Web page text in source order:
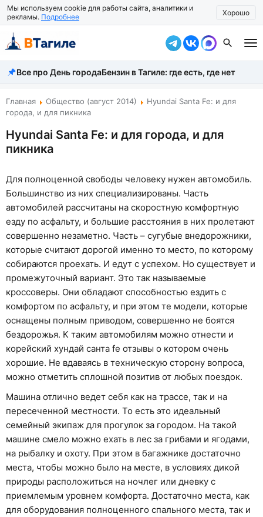
Мы используем cookie для работы сайта, аналитики и
рекламы. Подробнее Хорошо
Все новости
Происшествия
Власть
Экономика
Общество
Рассказать новость
Все про День городаБензин в Тагиле: где есть, где нет
Главная Общество (август 2014)
Hyundai Santa Fe: и для
города, и для пикника
Hyundai Santa Fe: и для города, и для
пикника
Для полноценной свободы человеку нужен автомобиль.
Большинство из них специализированы. Часть
автомобилей рассчитаны на скоростную комфортную
езду по асфальту, и большие расстояния в них пролетают
совершенно незаметно. Часть – сугубые внедорожники,
которые считают дорогой именно то место, по которому
собираются проехать. И едут с успехом. Но существует и
промежуточный вариант. Это так называемые
кроссоверы. Они обладают способностью ездить с
комфортом по асфальту, и при этом те модели, которые
оснащены полным приводом, совершенно не боятся
бездорожья. К таким автомобилям можно отнести и
корейский хундай санта fe отзывы о котором очень
хорошие. Не вдаваясь в техническую сторону вопроса,
можно отметить сплошной позитив от любых поездок.
Машина отлично ведет себя как на трассе, так и на
пересеченной местности. То есть это идеальный
семейный экипаж для прогулок за городом. На такой
машине смело можно ехать в лес за грибами и ягодами,
на рыбалку и охоту. При этом в багажнике достаточно
места, чтобы можно было на месте, в условиях дикой
природы расположиться на ночлег или дневку с
приемлемым уровнем комфорта. Достаточно места, как
для оборудования полноценного спального места, так и